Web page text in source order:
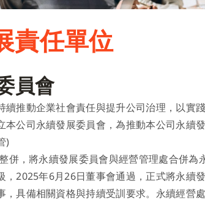
責任單位
員會
續推動企業社會責任與提升公司治理，以
本公司永續發展委員會，為推動本公司永續
)
併，將永續發展委員會與經營管理處合併為
，2025年6月26日董事會通過，正式將永續
，具備相關資格與持續受訓要求。永續經